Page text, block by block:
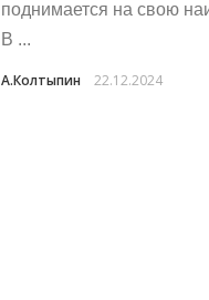
поднимается на свою
В ...
А.Колтыпин 22.12.2024